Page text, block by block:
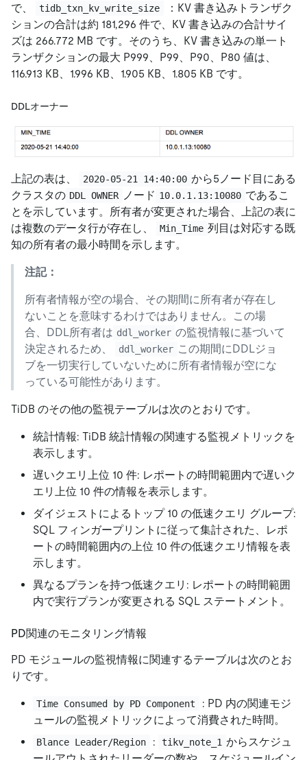
で、 tidb_txn_kv_write_size
：KV 書き込みトランザク
ションの合計は約 181,296 件で、KV 書き込みの合計サイ
ズは 266.772 MB です。そのうち、KV 書き込みの単一ト
ランザクションの最大 P999、P99、P90、P80 値は、
116.913 KB、1.996 KB、1.905 KB、1.805 KB です。
DDLオーナー
上記の表は、 2020-05-21 14:40:00 から5ノード目にある
クラスタの DDL OWNER ノード 10.0.1.13:10080 であるこ
とを示しています。所有者が変更された場合、上記の表に
は複数のデータ行が存在し、
Min_Time 列目は対応する既
知の所有者の最小時間を示します。
注記：
所有者情報が空の場合、その期間に所有者が存在し
ないことを意味するわけではありません。この場
合、DDL所有者は ddl_worker の監視情報に基づいて
決定されるため、
ddl_worker この期間にDDLジョ
ブを一切実行していないために所有者情報が空にな
っている可能性があります。
TiDB のその他の監視テーブルは次のとおりです。
統計情報: TiDB 統計情報の関連する監視メトリックを
表示します。
遅いクエリ上位 10 件: レポートの時間範囲内で遅いク
エリ上位 10 件の情報を表示します。
ダイジェストによるトップ 10 の低速クエリ グループ:
SQL フィンガープリントに従って集計された、レポ
ートの時間範囲内の上位 10 件の低速クエリ情報を表
示します。
異なるプランを持つ低速クエリ: レポートの時間範囲
内で実行プランが変更される SQL ステートメント。
PD関連のモニタリング情報
PD モジュールの監視情報に関連するテーブルは次のとお
りです。
Time Consumed by PD Component
: PD 内の関連モジ
ュールの監視メトリックによって消費された時間。
Blance Leader/Region : tikv_note_1 からスケジュ